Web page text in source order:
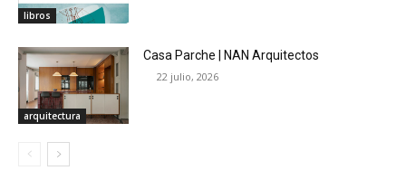
libros
arquitectura
Casa Parche | NAN Arquitectos
22 julio, 2026